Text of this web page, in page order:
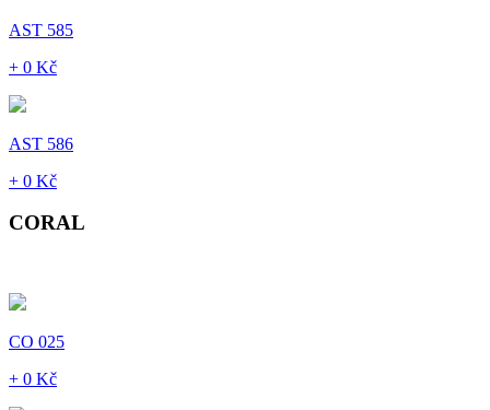
AST 585
+ 0 Kč
AST 586
+ 0 Kč
CORAL
CO 025
+ 0 Kč